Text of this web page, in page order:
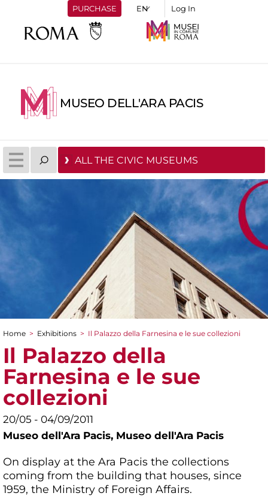
PURCHASE Log In
MUSEO DELL'ARA PACIS
ALL THE CIVIC MUSEUMS
You are here
Home > Exhibitions > Il Palazzo della Farnesina e le sue collezioni
Il Palazzo della
Farnesina e le sue
collezioni
20/05 - 04/09/2011
Museo dell'Ara Pacis, Museo dell'Ara Pacis
On display at the Ara Pacis the collections
coming from the building that houses, since
1959, the Ministry of Foreign Affairs.